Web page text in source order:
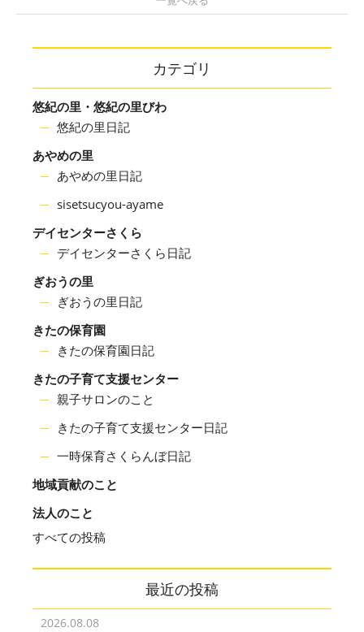
カテゴリ
悠紀の里・悠紀の里びわ
悠紀の里日記
あやめの里
あやめの里日記
sisetsucyou-ayame
デイセンターさくら
デイセンターさくら日記
ぎおうの里
ぎおうの里日記
きたの保育園
きたの保育園日記
きたの子育て支援センター
親子サロンのこと
きたの子育て支援センター日記
一時保育さくらんぼ日記
地域貢献のこと
法人のこと
すべての投稿
最近の投稿
2026.08.08